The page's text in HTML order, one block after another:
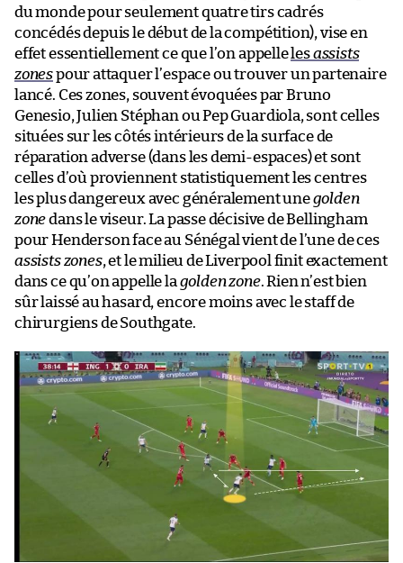
du monde pour seulement quatre tirs cadrés
concédés depuis le début de la compétition), vise en
effet essentiellement ce que l’on appellelesassists
zonespour attaquer l’espace ou trouver un partenaire
lancé. Ces zones, souvent évoquées par Bruno
Genesio, Julien Stéphan ou Pep Guardiola, sont celles
situées sur les côtés intérieurs de la surface de
réparation adverse (dans les demi-espaces) et sont
celles d’où proviennent statistiquement les centres
les plus dangereux avec généralement unegolden
zonedans le viseur. La passe décisive de Bellingham
pour Henderson face au Sénégal vient de l’une de ces
assists zones, et le milieu de Liverpool finit exactement
dans ce qu’on appelle la golden zone. Rien n’est bien
sûr laissé au hasard, encore moins avec le staff de
chirurgiens de Southgate.